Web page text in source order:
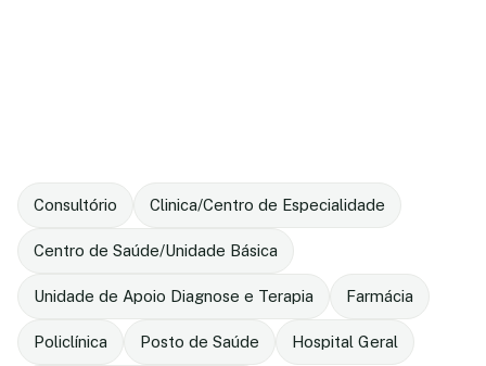
Consultório Clinica/Centro de Especialidade
Centro de Saúde/Unidade Básica
Unidade de Apoio Diagnose e Terapia Farmácia
Policlínica Posto de Saúde Hospital Geral